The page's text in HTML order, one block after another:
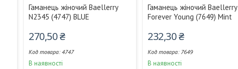
Гаманець жіночий Baellerry
N2345 (4747) BLUE
270,50 ₴
4747
В наявності
Гаманець жіночий Baellerry
Forever Young (7649) Mint
232,30 ₴
7649
В наявності